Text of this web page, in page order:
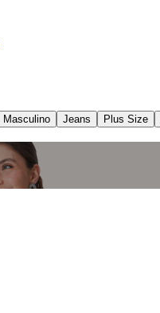
Masculino Jeans Plus Size